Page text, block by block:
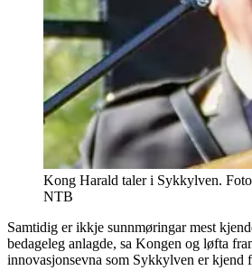
Kong Harald taler i Sykkylven.
NTB
Samtidig er ikkje sunnmøringar mest
bedageleg anlagde, sa Kongen og løfta
innovasjonsevna som Sykkylven er kjend